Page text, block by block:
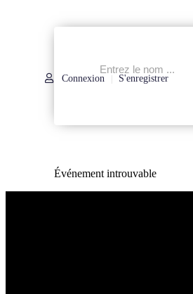
Connexion S'enregistrer
Événement introuvable